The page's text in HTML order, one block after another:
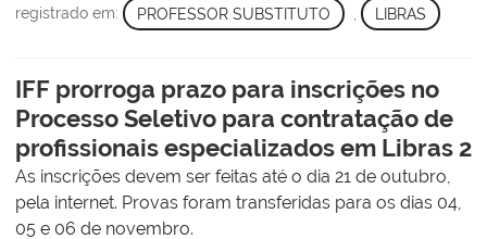
registrado em: PROFESSOR SUBSTITUTO LIBRAS
IFF prorroga prazo para inscrições no
Processo Seletivo para contratação de
profissionais especializados em Libras 2
As inscrições devem ser feitas até o dia 21 de outubro,
pela internet. Provas foram transferidas para os dias 04,
05 e 06 de novembro.